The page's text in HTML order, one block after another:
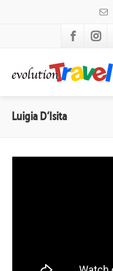
Luigia D’Isita